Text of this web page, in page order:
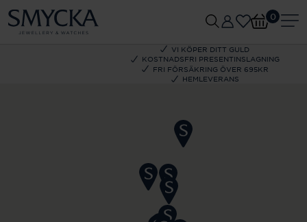
VI KÖPER DITT GULD
KOSTNADSFRI PRESENTINSLAGNING
FRI FÖRSÄKRING ÖVER 695KR
HEMLEVERANS
0